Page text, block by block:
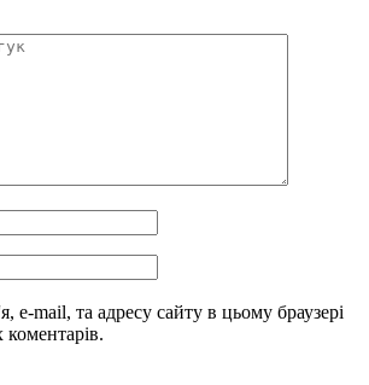
e-mail, та адресу сайту в цьому браузері